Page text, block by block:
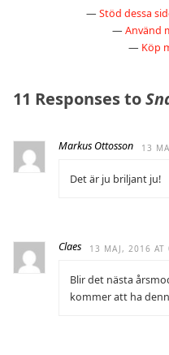
— Stöd dessa
— Använd
— Köp
11 Responses to
Markus Ottosson 13
Det är ju briljant ju!
Claes 13 MAJ, 2016 AT
Blir det nästa
kommer att ha